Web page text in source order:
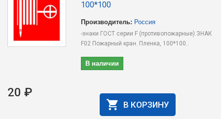
100*100
Производитель: Россия
-знаки ГОСТ серии F (противопожарные) ЗНАК
F02 Пожарный кран. Пленка, 100*100..
В наличии
20 ₽
В КОРЗИНУ